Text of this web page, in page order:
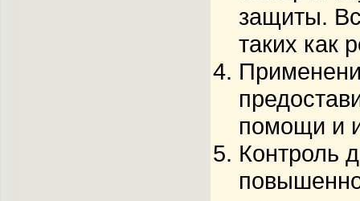
защиты.
таких как
помощи и
Контроль